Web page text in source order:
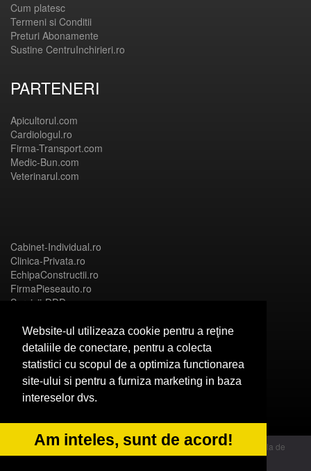
Website-ul utilizeaza cookie pentru a reţine
detaliile de conectare, pentru a colecta
statistici cu scopul de a optimiza functionarea
site-ului si pentru a furniza marketing in baza
intereselor dvs.
Am inteles, sunt de acord!
Cum platesc
Termeni si Conditii
Preturi Abonamente
Sustine CentruInchirieri.ro
PARTENERI
Apicultorul.com
Cardiologul.ro
Firma-Transport.com
Medic-Bun.com
Veterinarul.com
Cabinet-Individual.ro
Clinica-Privata.ro
EchipaConstructii.ro
FirmaPieseauto.ro
Servicii-DDD.com
Birouri-Cadastru.ro
CramaVinuri.ro
FirmaTractariAuto.ro
© 2014 Powered by OdinMedia | este inscrisa la Autoritatea Nationala de